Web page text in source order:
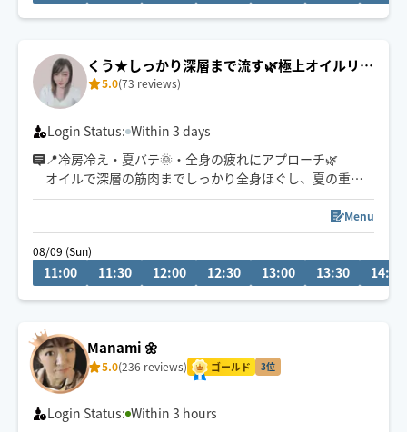
※他店舗での勤務もあり、施術中は返信や承諾が遅くな
りますのでご了承ください🙇
くう★しっかり深層まで流す🌿極上オイルリン
パ5.0(73 reviews)
Login Status: Within 3 days
📍冷房冷え・夏バテ🌞・全身の疲れにアプローチ🌿
オイルで深層の筋肉までしっかり全身ほぐし、夏の重だ
るいお身体を芯からリセットいたします。極上のヘッド
ケアも得意です！お好みの圧で丁寧に施術いたします。
全身からヘッドまでしっかり流させていただきます✨
🕒ご希望のお時間がございましたら、お気軽にチャット
👶お子様ご一緒🉑
🐶🐱わんちゃん猫ちゃん🉑
Menu
08/09 (Sun)
11:00 11:30 12:00 12:30 13:00 13:30 14:00
Manami 🌼
5.0(236 reviews) ゴールド 3位
Login Status: Within 3 hours